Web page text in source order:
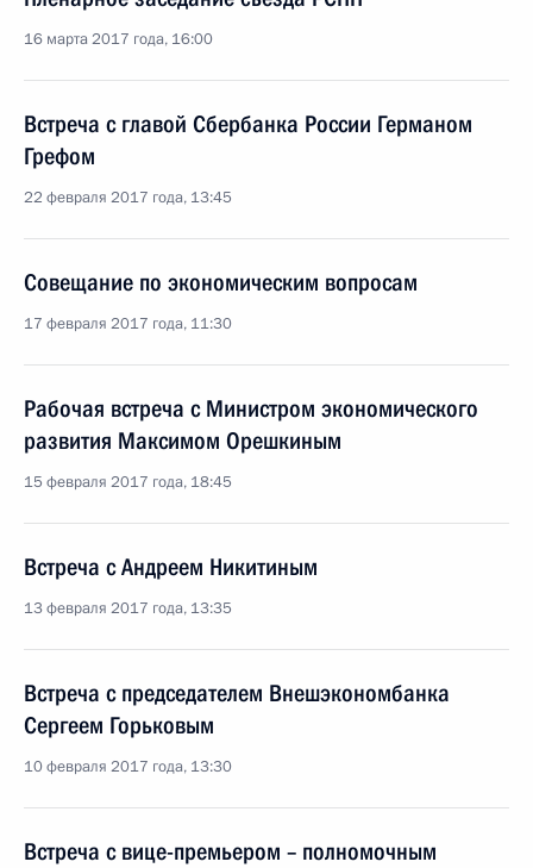
16 марта 2017 года, 16:00
Встреча с главой Сбербанка России Германом
Грефом
22 февраля 2017 года, 13:45
Совещание по экономическим вопросам
17 февраля 2017 года, 11:30
Рабочая встреча с Министром экономического
развития Максимом Орешкиным
15 февраля 2017 года, 18:45
Встреча с Андреем Никитиным
13 февраля 2017 года, 13:35
Встреча с председателем Внешэкономбанка
Сергеем Горьковым
10 февраля 2017 года, 13:30
Встреча с вице-премьером – полномочным